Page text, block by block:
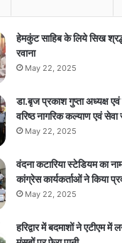
हेमकुंट साहिब के लिये सिख
रवाना
May 22, 2025
डा.बृज प्रकाश गुप्ता अध्यक्ष
वरिष्ठ नागरिक कल्याण एवं
May 22, 2025
वंदना कटारिया स्टेडियम का
कांग्रेस कार्यकर्ताओं ने किया
May 22, 2025
हरिद्वार में बदमाशों ने एटीएम